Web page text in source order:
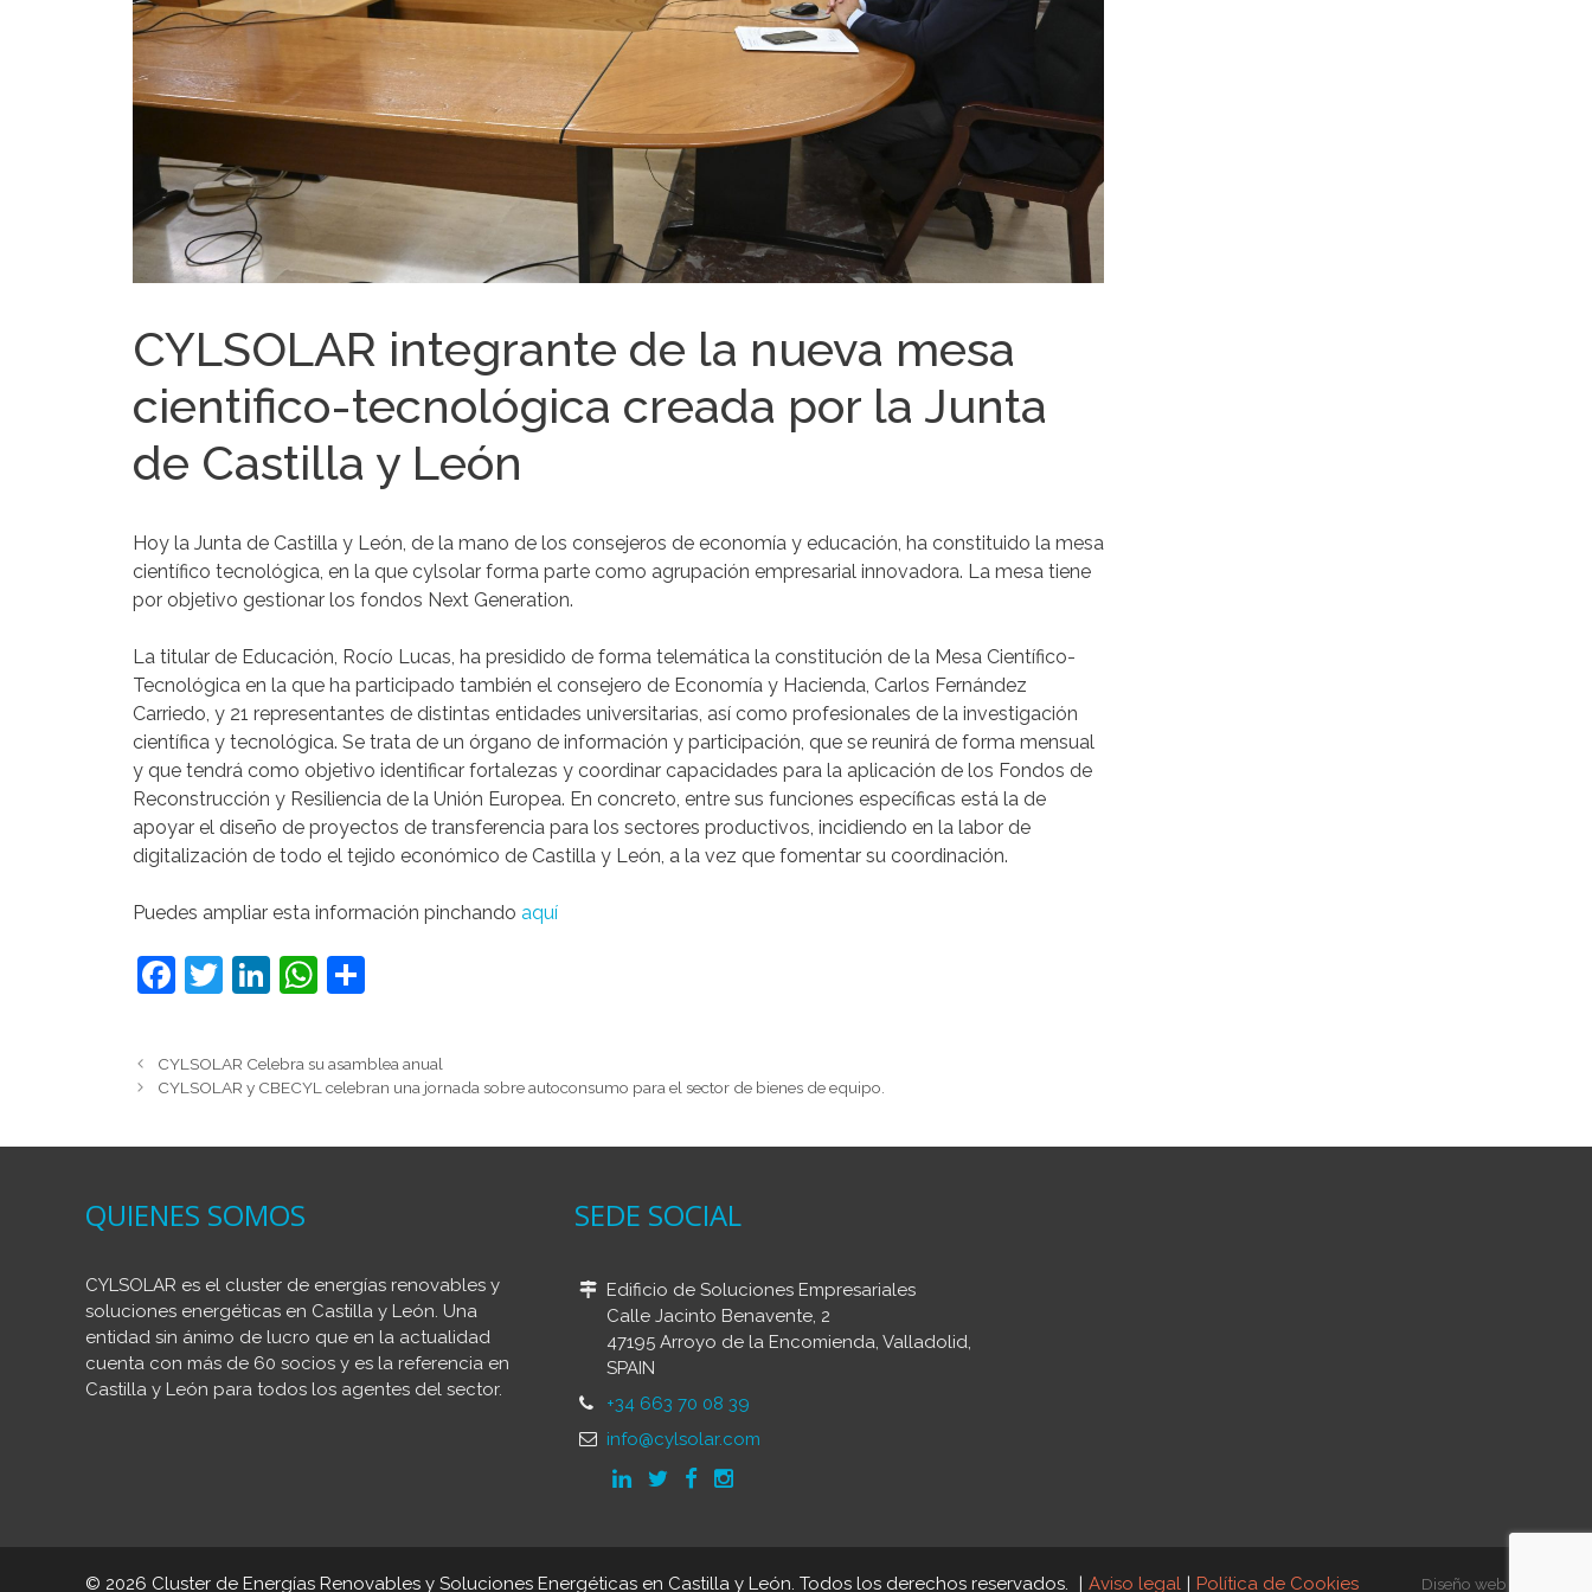
CYLSOLAR integrante de la nueva mesa
cientifico-tecnológica creada por la Junta
de Castilla y León
Hoy la Junta de Castilla y León, de la mano de los consejeros de economía y educación, ha constituido la mesa
científico tecnológica, en la que cylsolar forma parte como agrupación empresarial innovadora. La mesa tiene
por objetivo gestionar los fondos Next Generation.
La titular de Educación, Rocío Lucas, ha presidido de forma telemática la constitución de la Mesa Científico-
Tecnológica en la que ha participado también el consejero de Economía y Hacienda, Carlos Fernández
Carriedo, y 21 representantes de distintas entidades universitarias, así como profesionales de la investigación
científica y tecnológica. Se trata de un órgano de información y participación, que se reunirá de forma mensual
y que tendrá como objetivo identificar fortalezas y coordinar capacidades para la aplicación de los Fondos de
Reconstrucción y Resiliencia de la Unión Europea. En concreto, entre sus funciones específicas está la de
apoyar el diseño de proyectos de transferencia para los sectores productivos, incidiendo en la labor de
digitalización de todo el tejido económico de Castilla y León, a la vez que fomentar su coordinación.
Puedes ampliar esta información pinchando aquí
F
c
e
o
k
T
itt
er
Li
k
e
W
at
s
m
p
CYLSOLAR Celebra su asamblea anual
CYLSOLAR y CBECYL celebran una jornada sobre autoconsumo para el sector de bienes de equipo.
QUIENES SOMOS
CYLSOLAR es el cluster de energías renovables y
soluciones energéticas en Castilla y León. Una
entidad sin ánimo de lucro que en la actualidad
cuenta con más de 60 socios y es la referencia en
Castilla y León para todos los agentes del sector.
SEDE SOCIAL
Edificio de Soluciones Empresariales
Calle Jacinto Benavente, 2
47195 Arroyo de la Encomienda, Valladolid,
SPAIN
+34 663 70 08 39
info@cylsolar.com
Diseño web
© 2026 Cluster de Energías Renovables y Soluciones Energéticas en Castilla y León. Todos los derechos reservados. | Aviso legal | Política de Cookies